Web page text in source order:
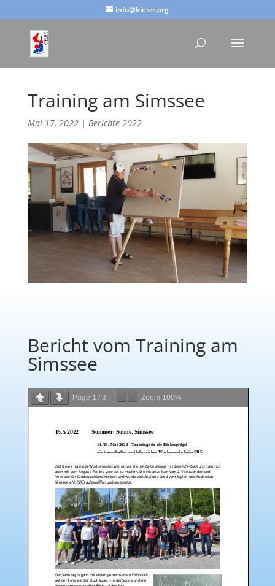
info@kieler.org
Training am Simssee
Mai 17, 2022| Berichte 2022
Bericht vom Training am
Simssee
Page 1 / 3 Zoom 100%